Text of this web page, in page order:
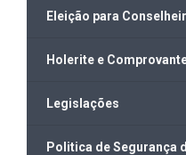
Eleição para
Holerite e
Legislações
Politica de Segurança